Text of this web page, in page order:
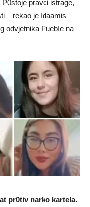
pravci istrage,
– rekao je Idaamis
odvjetnika PuebIe na
pr0tiv narko karteIa.